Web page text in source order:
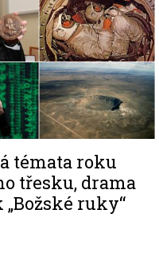
témata roku
třesku, drama
ruky“